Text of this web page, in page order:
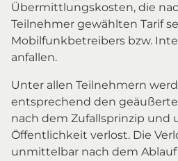
Übermittlungskosten, die
Teilnehmer gewählten Tarif
Mobilfunkbetreibers bzw.
anfallen.
Unter allen Teilnehmern
entsprechend den
nach dem Zufallsprinzip und
Öffentlichkeit verlost. Die
unmittelbar nach dem Ablauf